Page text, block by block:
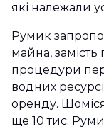
які належали
Румик
майна,
процедури
водних
оренду.
ще 10 тис.